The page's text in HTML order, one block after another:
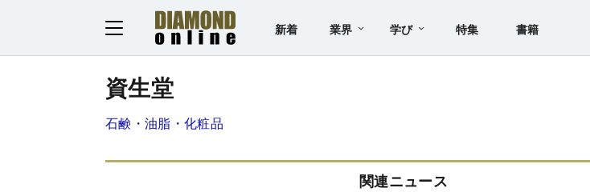
新着 業界 学び 特集 書籍
資生堂
石鹸・油脂・化粧品
関連ニュース